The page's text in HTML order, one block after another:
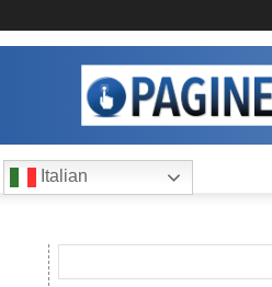
Italian